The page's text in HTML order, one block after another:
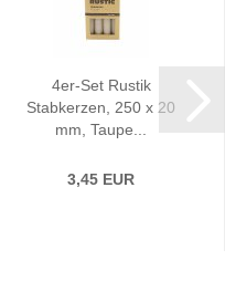
4er-Set Rustik
Stabkerzen, 250 x 20
mm, Taupe...
3,45 EUR